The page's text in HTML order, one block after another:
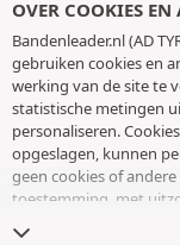
OVER COOKIES EN
Bandenleader.nl (AD
gebruiken cookies en
werking van de site te
statistische metingen
personaliseren.
opgeslagen, kunnen
geen cookies of
toestemming, met